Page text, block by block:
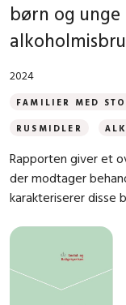
børn og
2024
FAMILIER MED
RUSMIDLER
Rapporten giver et
der modtager
karakteriserer disse